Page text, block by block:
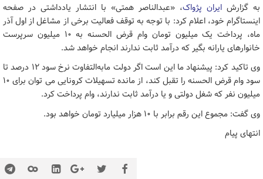
به گزارش ایران پژواک، «عبدالناصر همتی» با انتشار یادداشتی در صفحه
اینستاگرام خود، اعلام کرد: با توجه به توقف فعالیت برخی از مشاغل از اول آذر
ماه، پرداخت یک میلیون تومان وام قرض الحسنه به ۱۰ میلیون سرپرست
خانوارهای یارانه بگیر که درآمد ثابت ندارند انجام خواهد شد.
وی تاکید کرد: ‌پیشنهاد ما این است اگر دولت مابه‌التفاوت نرخ سود ۱۲ درصد تا
سود وام قرض الحسنه را تقبل کند، از مانده تسهیلات کرونایی می توان برای ۱۰
میلیون نفر که شغل دولتی و یا درآمد ثابت ندارند، وام پرداخت کرد.
وی گفت: مجموع این رقم برابر با ۱۰ هزار میلیارد تومان خواهد بود.
انتهای پیام